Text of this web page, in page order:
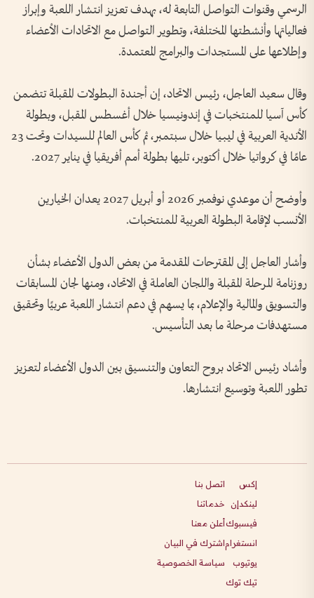
الرسمي وقنوات التواصل التابعة له، بهدف تعزيز انتشار اللعبة وإبراز
فعالياتها وأنشطتها المختلفة، وتطوير التواصل مع الاتحادات الأعضاء
وإطلاعها على المستجدات والبرامج المعتمدة.
وقال سعيد العاجل، رئيس الاتحاد، إن أجندة البطولات المقبلة تتضمن
كأس آسيا للمنتخبات في إندونيسيا خلال أغسطس المقبل، وبطولة
الأندية العربية في ليبيا خلال سبتمبر، ثم كأس العالم للسيدات وتحت 23
عامًا في كرواتيا خلال أكتوبر، تليها بطولة أمم أفريقيا في يناير 2027.
وأوضح أن موعدي نوفمبر 2026 أو أبريل 2027 يعدان الخيارين
الأنسب لإقامة البطولة العربية للمنتخبات.
وأشار العاجل إلى المقترحات المقدمة من بعض الدول الأعضاء بشأن
روزنامة المرحلة المقبلة واللجان العاملة في الاتحاد، ومنها لجان المسابقات
والتسويق والمالية والإعلام، بما يسهم في دعم انتشار اللعبة عربيًا وتحقيق
مستهدفات مرحلة ما بعد التأسيس.
وأشاد رئيس الاتحاد بروح التعاون والتنسيق بين الدول الأعضاء لتعزيز
تطور اللعبة وتوسيع انتشارها.
إكس
لينكدإن
فيسبوك
انستغرام
يوتيوب
تيك توك
اتصل بنا
خدماتنا
أعلن معنا
اشترك في البيان
سياسة الخصوصية